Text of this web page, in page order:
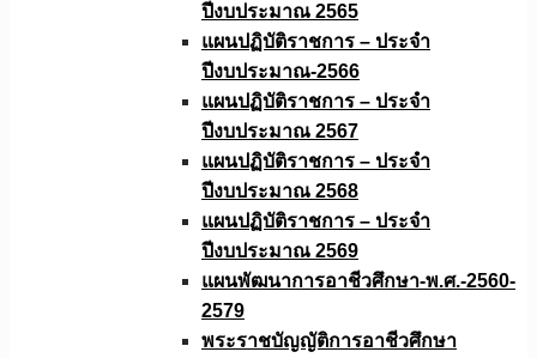
ปีงบประมาณ 2565
แผนปฏิบัติราชการ – ประจำ
ปีงบประมาณ-2566
แผนปฏิบัติราชการ – ประจำ
ปีงบประมาณ 2567
แผนปฏิบัติราชการ – ประจำ
ปีงบประมาณ 2568
แผนปฏิบัติราชการ – ประจำ
ปีงบประมาณ 2569
แผนพัฒนาการอาชีวศึกษา-พ.ศ.-2560-
2579
พระราชบัญญัติการอาชีวศึกษา